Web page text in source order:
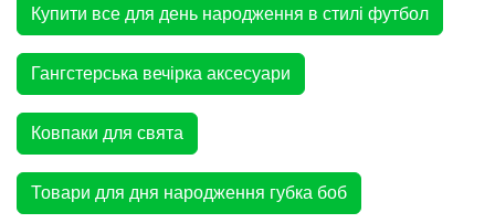
Купити все для день народження в стилі футбол
Гангстерська вечірка аксесуари
Ковпаки для свята
Товари для дня народження губка боб